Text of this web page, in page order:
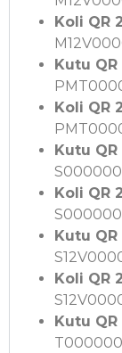
Koli QR
Kutu QR
Koli QR
Kutu QR
Koli QR
Kutu QR
Koli QR
Kutu QR